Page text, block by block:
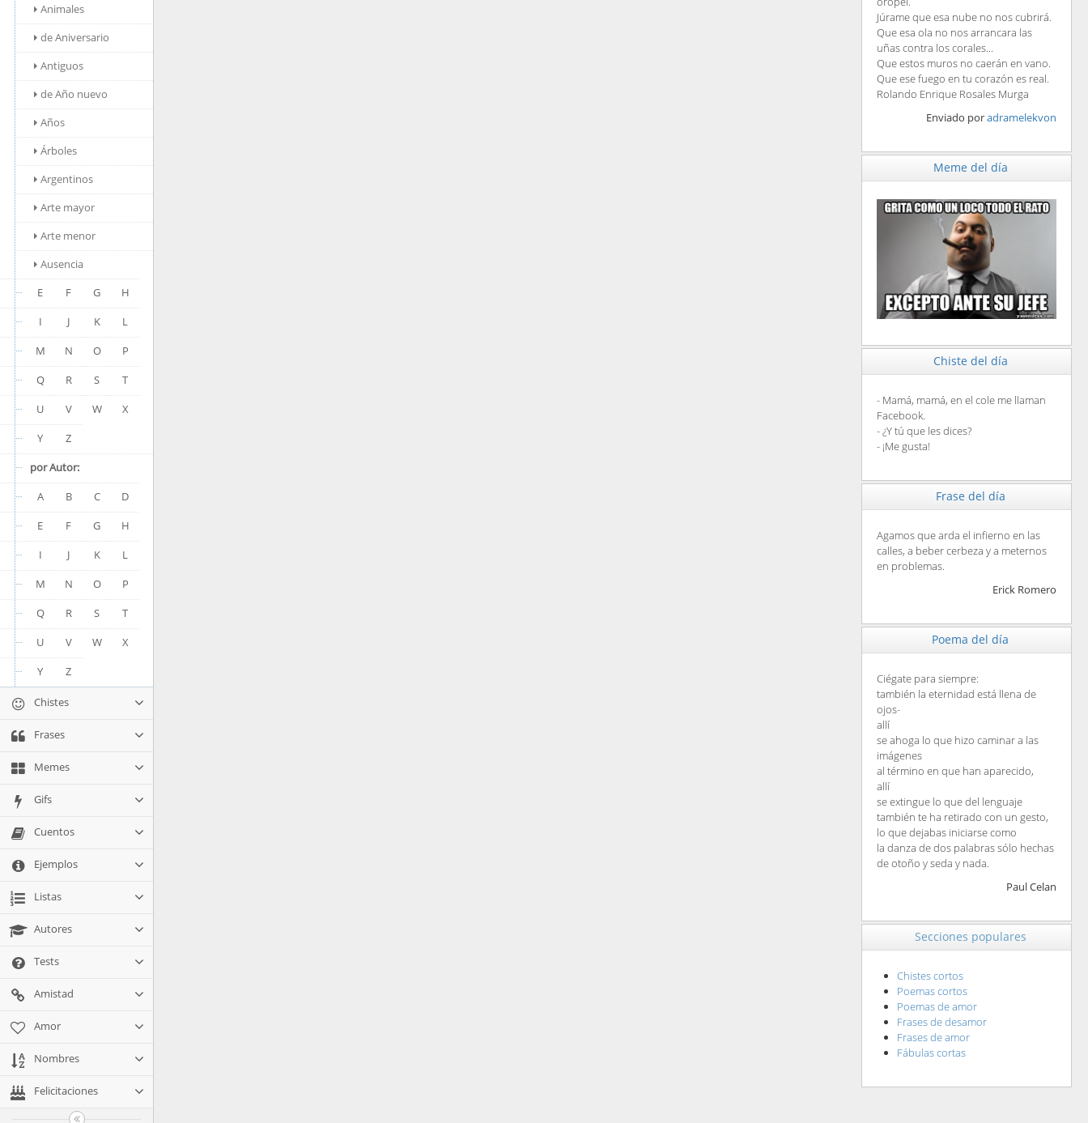
Animales
de Aniversario
Antiguos
de Año nuevo
Años
Árboles
Argentinos
Arte mayor
Arte menor
Ausencia
E
F G
H
I
J K
L
M
N O
P
Q
R S
T
U
V W
X
Y
Z
por Autor:
A
B C
D
E
F G
H
I
J K
L
M
N O
P
Q
R S
T
U
V W
X
Y
Z
Chistes
Frases
Memes
Gifs
Cuentos
Ejemplos
Listas
Autores
Tests
Amistad
Amor
Nombres
Felicitaciones
Júrame que esa nube no nos cubrirá.
Que esa ola no nos arrancara las
uñas contra los corales...
Que estos muros no caerán en vano.
Que ese fuego en tu corazón es real.
Rolando Enrique Rosales Murga
Enviado poradramelekvon
Meme del día
Chiste del día
- Mamá, mamá, en el cole me llaman
Facebook.
- ¿Y tú que les dices?
- ¡Me gusta!
Frase del día
Agamos que arda el infierno en las
calles, a beber cerbeza y a meternos
en problemas.
Erick Romero
Poema del día
Ciégate para siempre:
también la eternidad está llena de
ojos-
allí
se ahoga lo que hizo caminar a las
imágenes
al término en que han aparecido,
allí
se extingue lo que del lenguaje
también te ha retirado con un gesto,
lo que dejabas iniciarse como
la danza de dos palabras sólo hechas
de otoño y seda y nada.
Paul Celan
Secciones populares
Chistes cortos
Poemas cortos
Poemas de amor
Frases de desamor
Frases de amor
Fábulas cortas